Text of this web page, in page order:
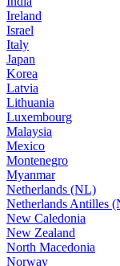
Ireland
Israel
Italy
Japan
Korea
Latvia
Lithuania
Luxembourg
Malaysia
Mexico
Montenegro
Myanmar
Netherlands (NL)
Netherlands Antilles
New Caledonia
New Zealand
North Macedonia
Norway